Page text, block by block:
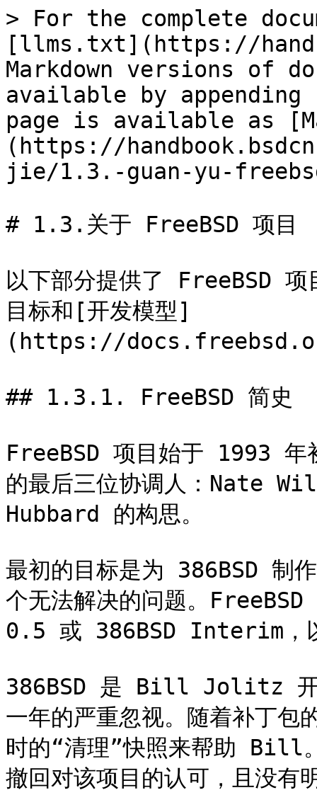
> For the complete
[llms.txt](https://
Markdown versions of
available by
page is available as
(https://
jie/1.3.-guan-yu-
# 1.3.关于 FreeBSD 项目
以下部分提供了 FreeBSD 项
目标和[开发模型]
(https://
## 1.3.1. FreeBSD 简史
FreeBSD 项目始于 1993 年
的最后三位协调人：Nate
Hubbard 的构思。
最初的目标是为 386BSD 制
个无法解决的问题。
0.5 或 386BSD Interim，
386BSD 是 Bill Jolitz 开发
一年的严重忽视。随着补丁包
时的“清理”快照来帮助
撤回对该项目的认可，且没有